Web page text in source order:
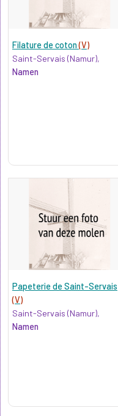
Filature de coton(V)
Saint-Servais (Namur),
Namen
Papeterie de Saint-Servais
(V)
Saint-Servais (Namur),
Namen